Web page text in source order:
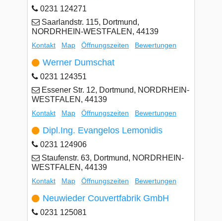
0231 124271
Saarlandstr. 115, Dortmund,
NORDRHEIN-WESTFALEN, 44139
Kontakt Map Öffnungszeiten Bewertungen
Werner Dumschat
0231 124351
Essener Str. 12, Dortmund, NORDRHEIN-
WESTFALEN, 44139
Kontakt Map Öffnungszeiten Bewertungen
Dipl.Ing. Evangelos Lemonidis
0231 124906
Staufenstr. 63, Dortmund, NORDRHEIN-
WESTFALEN, 44139
Kontakt Map Öffnungszeiten Bewertungen
Neuwieder Couvertfabrik GmbH
0231 125081